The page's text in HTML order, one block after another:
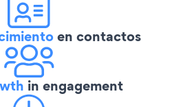
en contactos
in engagement